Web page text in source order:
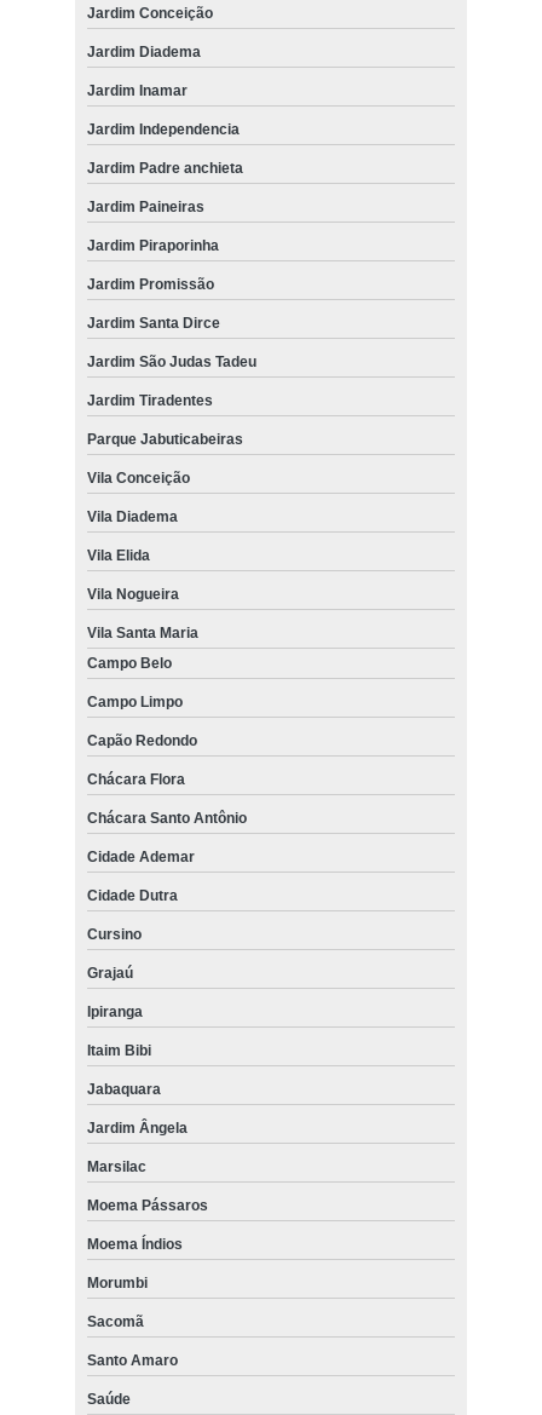
Jardim Conceição
Jardim Diadema
Jardim Inamar
Jardim Independencia
Jardim Padre anchieta
Jardim Paineiras
Jardim Piraporinha
Jardim Promissão
Jardim Santa Dirce
Jardim São Judas Tadeu
Jardim Tiradentes
Parque Jabuticabeiras
Vila Conceição
Vila Diadema
Vila Elida
Vila Nogueira
Vila Santa Maria
Campo Belo
Campo Limpo
Capão Redondo
Chácara Flora
Chácara Santo Antônio
Cidade Ademar
Cidade Dutra
Cursino
Grajaú
Ipiranga
Itaim Bibi
Jabaquara
Jardim Ângela
Marsilac
Moema Pássaros
Moema Índios
Morumbi
Sacomã
Santo Amaro
Saúde